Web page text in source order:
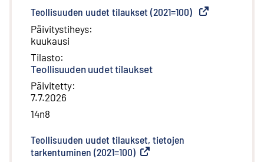
Teollisuuden uudet tilaukset (2021=100) Ulkoinen linkki
Päivitystiheys:
kuukausi
Tilasto:
Teollisuuden uudet tilaukset
Päivitetty:
7.7.2026
14n8
Teollisuuden uudet tilaukset, tietojen
tarkentuminen (2021=100) Ulkoinen linkki